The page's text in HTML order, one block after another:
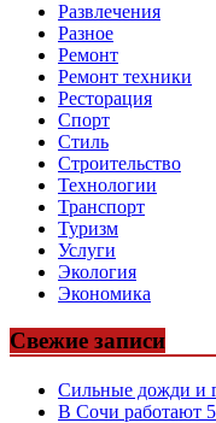
Развлечения
Разное
Ремонт
Ремонт техники
Ресторация
Спорт
Стиль
Строительство
Технологии
Транспорт
Туризм
Услуги
Экология
Экономика
Свежие записи
Сильные дожди и
В Сочи работают